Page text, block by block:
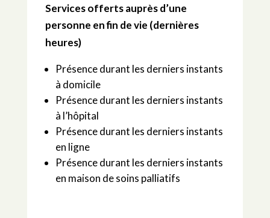
Services offerts auprès d’une
personne en fin de vie (dernières
heures)
Présence durant les derniers instants
à domicile
Présence durant les derniers instants
à l’hôpital
Présence durant les derniers instants
en ligne
Présence durant les derniers instants
en maison de soins palliatifs